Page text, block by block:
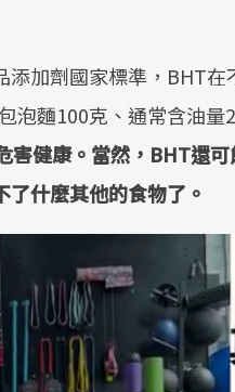
添加劑國家標準，BHT
泡麵100克、通常含油量
害健康。當然， BHT還
什麼其他的食物了。